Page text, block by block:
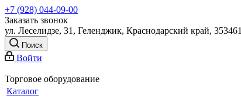
+7 (928) 044-09-00
Заказать звонок
ул. Леселидзе, 31, Геленджик, Краснодарский край, 353461
Поиск
Войти
Торговое оборудование
Каталог